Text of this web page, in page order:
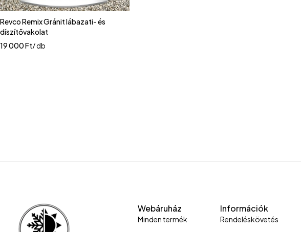
Revco Remix Gránit lábazati- és
díszítővakolat
19 000Ft/ db
Webáruház
Minden termék
Információk
Rendeléskövetés